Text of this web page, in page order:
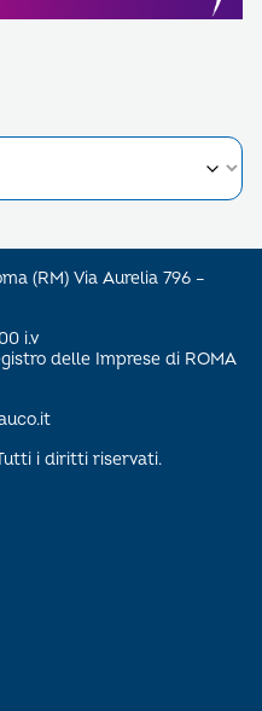
(RM) Via Aurelia 796 –
i.v
delle Imprese di ROMA
i diritti riservati.